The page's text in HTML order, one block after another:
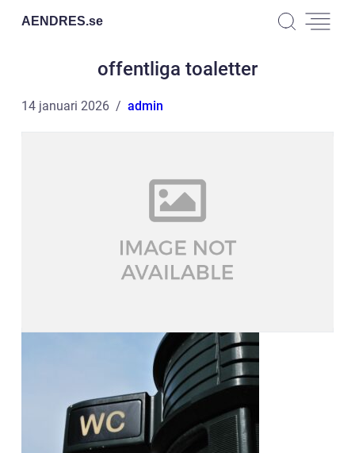
AENDRES.se
offentliga toaletter
14 januari 2026 admin